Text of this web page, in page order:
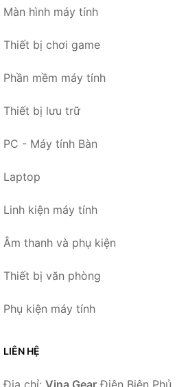
Màn hình máy tính
Thiết bị chơi game
Phần mềm máy tính
Thiết bị lưu trữ
PC - Máy tính Bàn
Laptop
Linh kiện máy tính
Âm thanh và phụ kiện
Thiết bị văn phòng
Phụ kiện máy tính
LIÊN HỆ